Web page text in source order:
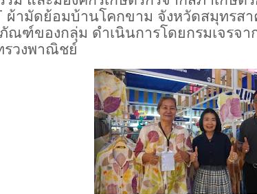
ผ้ามัดย้อมบ้านโคกขาม จังหวัดสมุทรส
ณฑ์ของกลุ่ม ดำเนินการโดยกรมเจรจา
รวงพาณิชย์